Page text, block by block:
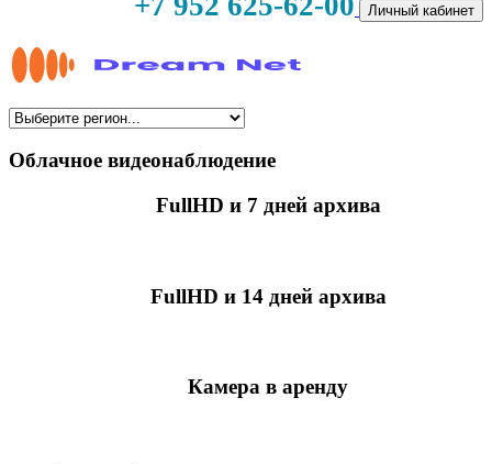
Личный кабинет
Облачное видеонаблюдение
FullHD и 7 дней архива
FullHD и 14 дней архива
Камера в аренду